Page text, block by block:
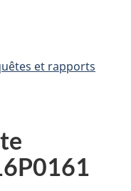
et rapports